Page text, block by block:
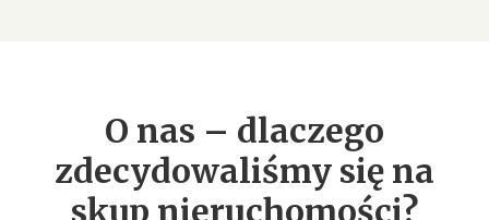
O nas – dlaczego
zdecydowaliśmy się na
skup nieruchomości?